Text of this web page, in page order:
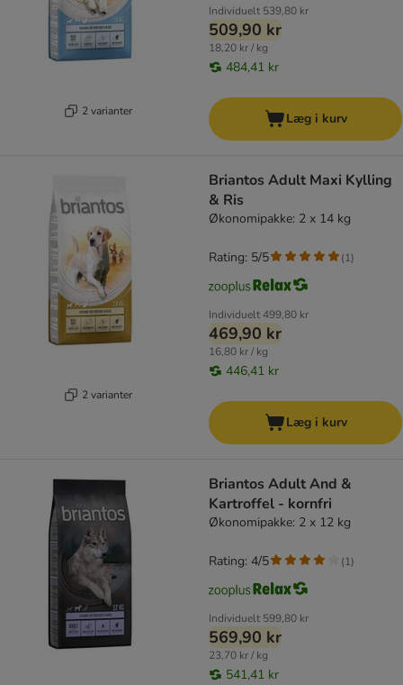
2 varianter
Individuelt 539,80 kr
509,90 kr
18,20 kr / kg
484,41 kr
Læg i kurv
2 varianter
Briantos Adult Maxi Kylling
& Ris
Økonomipakke: 2 x 14 kg
Individuelt499,80 kr
469,90 kr
16,80 kr / kg
446,41 kr
Rating: 5/5 (1)
Læg i kurv
Briantos Adult And &
Kartroffel - kornfri
Økonomipakke: 2 x 12 kg
Individuelt 599,80 kr
569,90 kr
23,70 kr / kg
541,41 kr
Rating: 4/5 (1)